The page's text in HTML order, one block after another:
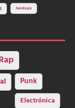
Saratoga
Punk
Electrónica